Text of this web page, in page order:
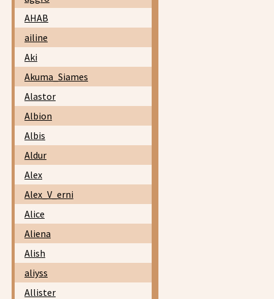
AHAB
ailine
Aki
Akuma_Siames
Alastor
Albion
Albis
Aldur
Alex
Alex_V_erni
Alice
Aliena
Alish
aliyss
Allister